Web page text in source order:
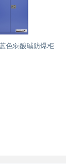
色弱酸碱防爆柜